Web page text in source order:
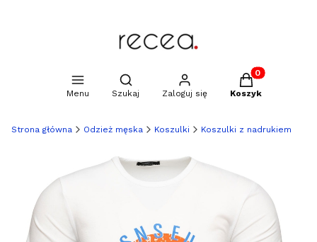
Menu
Otwórz wyszukiwarkę
Szukaj Zaloguj się
Produkty w
Koszyk
Strona główna Odzież męska Koszulki Koszulki z nadrukiem